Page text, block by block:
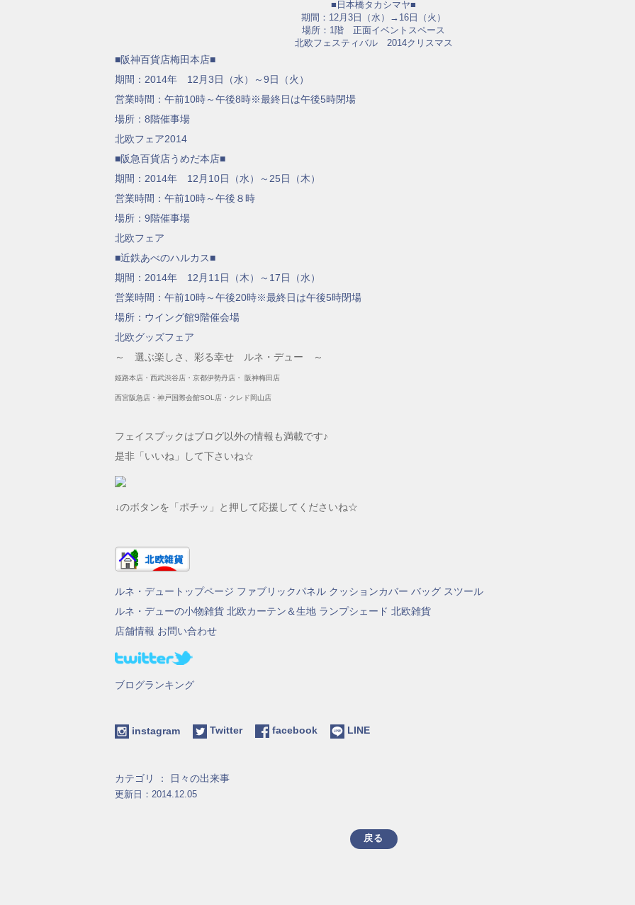
■日本橋タカシマヤ■
期間：12月3日（水）→16日（火）
場所：1階 正面イベントスペース
北欧フェスティバル 2014クリスマス
■阪神百貨店梅田本店■
期間：2014年 12月3日（水）～9日（火）
営業時間：午前10時～午後8時※最終日は午後5時閉場
場所：8階催事場
北欧フェア2014
■阪急百貨店うめだ本店■
期間：2014年 12月10日（水）～25日（木）
営業時間：午前10時～午後８時
場所：9階催事場
北欧フェア
■近鉄あべのハルカス■
期間：2014年 12月11日（木）～17日（水）
営業時間：午前10時～午後20時※最終日は午後5時閉場
場所：ウイング館9階催会場
北欧グッズフェア
～ 選ぶ楽しさ、彩る幸せ ルネ・デュー ～
姫路本店・西武渋谷店・京都伊勢丹店・ 阪神梅田店
西宮阪急店・神戸国際会館SOL店・クレド岡山店
フェイスブックはブログ以外の情報も満載です♪
是非「いいね」して下さいね☆
↓のボタンを「ポチッ」と押して応援してくださいね☆
ルネ・デュートップページ ファブリックパネル クッションカバー バッグ スツール
ルネ・デューの小物雑貨 北欧カーテン＆生地 ランプシェード 北欧雑貨
店舗情報 お問い合わせ
ブログランキング
instagram Twitter facebook LINE
カテゴリ ： 日々の出来事
更新日：2014.12.05
戻る